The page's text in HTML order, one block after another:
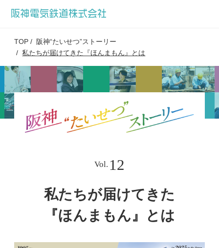
TOP
阪神“たいせつ”ストーリー
私たちが届けてきた『ほんまもん』とは
Vol. 12
私たちが届けてきた
『ほんまもん』とは